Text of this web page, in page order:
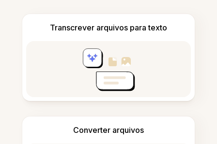
Transcrever arquivos para texto
Converter arquivos